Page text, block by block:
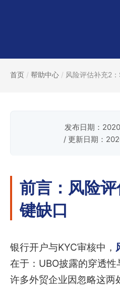
首页 / 帮助中心 / 风险评估补充2
发布日期：
/ 更新日期：
前言：风险
键缺口
银行开户与KYC审核中，
在于：UBO披露的穿透性
许多外贸企业因忽略这两